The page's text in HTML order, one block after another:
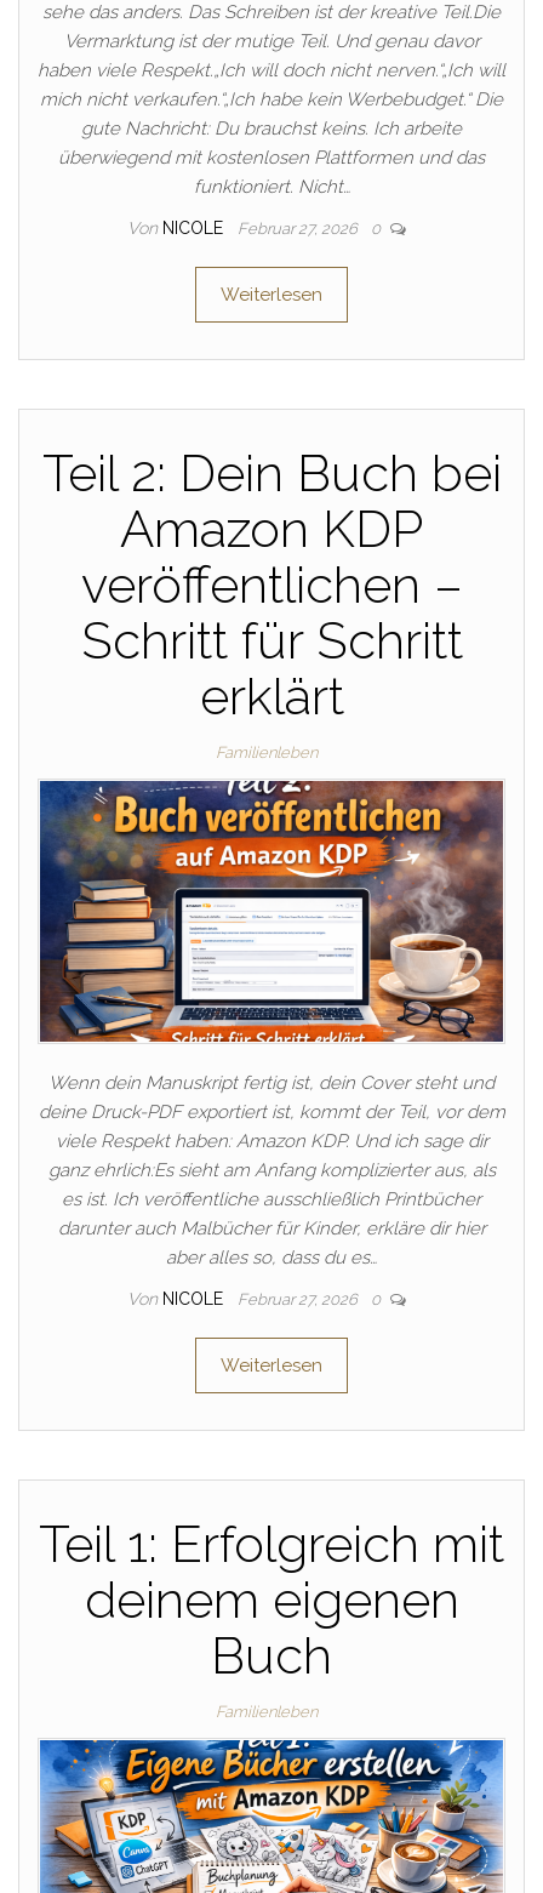
sehe das anders. Das Schreiben ist der kreative Teil.Die
Vermarktung ist der mutige Teil. Und genau davor
haben viele Respekt.„Ich will doch nicht nerven.“„Ich will
mich nicht verkaufen.“„Ich habe kein Werbebudget.“ Die
gute Nachricht: Du brauchst keins. Ich arbeite
überwiegend mit kostenlosen Plattformen und das
funktioniert. Nicht…
Von NICOLE Februar 27, 2026 0
Weiterlesen
Teil 2: Dein Buch bei
Amazon KDP
veröffentlichen –
Schritt für Schritt
erklärt
Familienleben
Wenn dein Manuskript fertig ist, dein Cover steht und
deine Druck-PDF exportiert ist, kommt der Teil, vor dem
viele Respekt haben: Amazon KDP. Und ich sage dir
ganz ehrlich:Es sieht am Anfang komplizierter aus, als
es ist. Ich veröffentliche ausschließlich Printbücher
darunter auch Malbücher für Kinder, erkläre dir hier
aber alles so, dass du es…
Von NICOLE Februar 27, 2026 0
Weiterlesen
Teil 1: Erfolgreich mit
deinem eigenen
Buch
Familienleben